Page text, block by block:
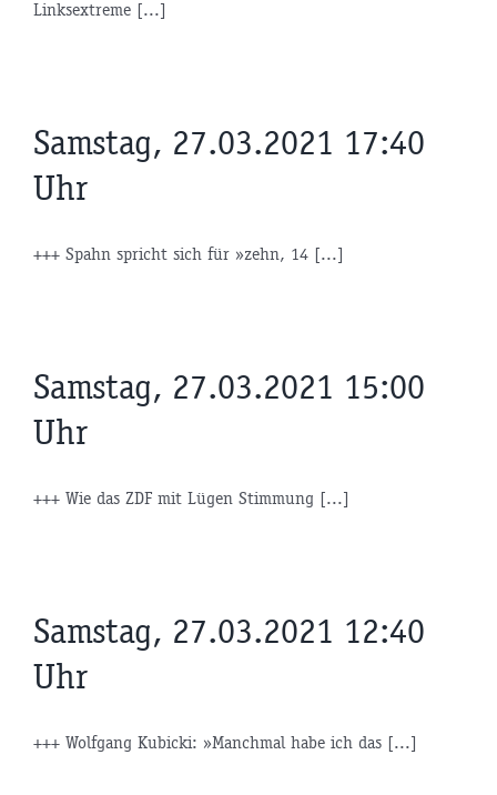
Linksextreme [...]
Samstag, 27.03.2021 17:40
Uhr
+++ Spahn spricht sich für »zehn, 14 [...]
Samstag, 27.03.2021 15:00
Uhr
+++ Wie das ZDF mit Lügen Stimmung [...]
Samstag, 27.03.2021 12:40
Uhr
+++ Wolfgang Kubicki: »Manchmal habe ich das [...]